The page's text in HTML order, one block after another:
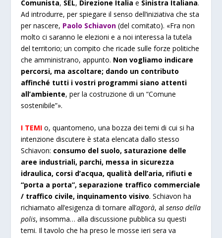
Comunista, SEL, Direzione Italia e Sinistra Italiana.
Ad introdurre, per spiegare il senso dell’iniziativa che sta
per nascere, Paolo Schiavon (del comitato). «Fra non
molto ci saranno le elezioni e a noi interessa la tutela
del territorio; un compito che ricade sulle forze politiche
che amministrano, appunto. Non vogliamo indicare
percorsi, ma ascoltare; dando un contributo
affinché tutti i vostri programmi siano attenti
all’ambiente, per la costruzione di un “Comune
sostenibile”».
I TEMI o, quantomeno, una bozza dei temi di cui si ha
intenzione discutere è stata elencata dallo stesso
Schiavon: consumo del suolo, saturazione delle
aree industriali, parchi, messa in sicurezza
idraulica, corsi d’acqua, qualità dell’aria, rifiuti e
“porta a porta”, separazione traffico commerciale
/ traffico civile, inquinamento visivo. Schiavon ha
richiamato all’esigenza di tornare all’agorà, alsenso della
polis, insomma… alla discussione pubblica su questi
temi. Il tavolo che ha preso le mosse ieri sera va